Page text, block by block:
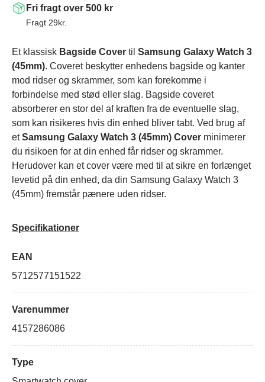
Fri fragt over 500 kr
Fragt 29kr.
Et klassisk Bagside Cover til Samsung Galaxy Watch 3
(45mm). Coveret beskytter enhedens bagside og kanter
mod ridser og skrammer, som kan forekomme i
forbindelse med stød eller slag. Bagside coveret
absorberer en stor del af kraften fra de eventuelle slag,
som kan risikeres hvis din enhed bliver tabt. Ved brug af
etSamsung Galaxy Watch 3 (45mm) Cover minimerer
du risikoen for at din enhed får ridser og skrammer.
Herudover kan et cover være med til at sikre en forlænget
levetid på din enhed, da din Samsung Galaxy Watch 3
(45mm) fremstår pænere uden ridser.
Specifikationer
EAN
5712577151522
Varenummer
4157286086
Type